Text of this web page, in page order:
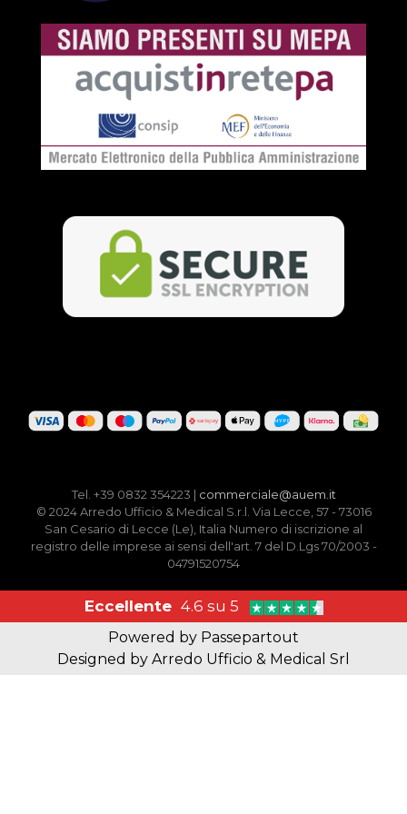
Tel. +39 0832 354223 | commerciale@auem.it
© 2024 Arredo Ufficio & Medical S.r.l. Via Lecce, 57 - 73016
San Cesario di Lecce (Le), Italia Numero di iscrizione al
registro delle imprese ai sensi dell'art. 7 del D.Lgs 70/2003 -
04791520754
Eccellente 4.6 su 5
Powered by Passepartout
Designed by Arredo Ufficio & Medical Srl